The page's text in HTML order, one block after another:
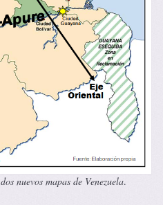
dos nuevos mapas de Venezuela.